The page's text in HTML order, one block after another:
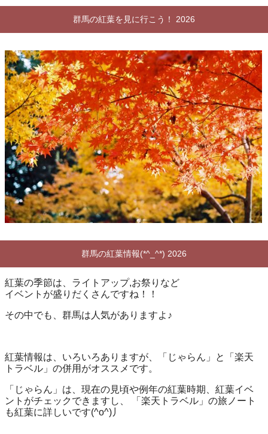
群馬の紅葉を見に行こう！ 2026
群馬の紅葉情報(*^_^*) 2026
紅葉の季節は、ライトアップ,お祭りなど
イベントが盛りだくさんですね！！
その中でも、群馬は人気がありますよ♪
紅葉情報は、いろいろありますが、「じゃらん」と「楽天
トラベル」の併用がオススメです。
「じゃらん」は、現在の見頃や例年の紅葉時期、紅葉イベ
ントがチェックできますし、 「楽天トラベル」の旅ノート
も紅葉に詳しいです(^o^)丿